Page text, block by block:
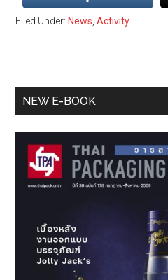
Filed Under: News,Activity
Primary
NEW E-BOOK